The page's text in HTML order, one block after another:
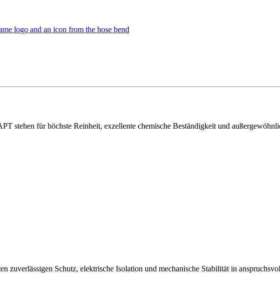
stehen für höchste Reinheit, exzellente chemische Beständigkeit und
zuverlässigen Schutz, elektrische Isolation und mechanische Stabilität in